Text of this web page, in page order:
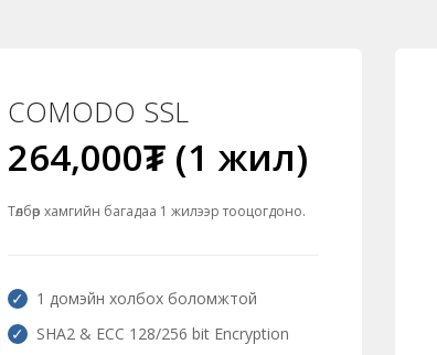
COMODO SSL
264,000₮ (1 жил)
Төлбөр хамгийн багадаа 1 жилээр тооцогдоно.
1 домэйн холбох боломжтой
SHA2 & ECC 128/256 bit Encryption